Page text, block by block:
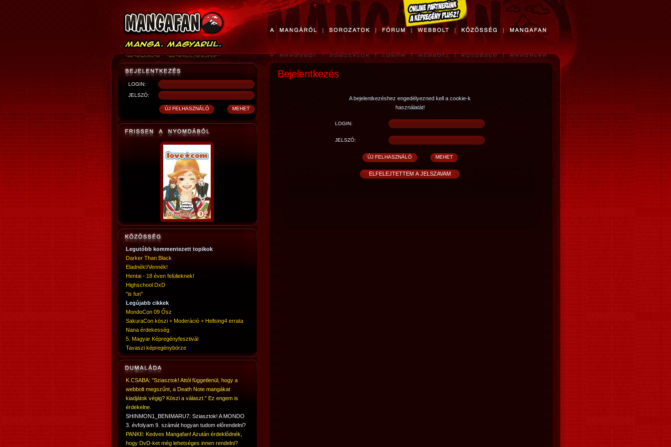
LOGIN:
JELSZÓ:
Legutóbb kommentezett topikok
Darker Than Black
Eladnék!/Vennék!
Hentai - 18 éven felülieknek!
Highschool DxD
"is fun"
Legújabb cikkek
MondoCon 09 Ősz
SakuraCon köszi + Moderáció + Hellsing4 errata
Nana érdekesség
5. Magyar Képregényfesztivál
Tavaszi képregénybörze
K.CSABA: "Sziasztok! Attól függetlenül, hogy a
webbolt megszűnt, a Death Note mangákat
kiadjátok végig? Köszi a választ." Ez engem is
érdekelne.
SHINMON1_BENIMARU7: Sziasztok! A MONDO
3. évfolyam 9. számát hogyan tudom előrendelni?
PANKII: Kedves Mangafan! Azután érdeklődnék,
hogy DvD-ket még lehetséges innen rendelni?
Bejelentkezés
A bejelentkezéshez engedélyezned kell a cookie-k
használatát!
LOGIN:
JELSZÓ: